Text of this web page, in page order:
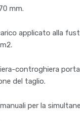
mm.
applicato alla
controghiera
del taglio.
per la